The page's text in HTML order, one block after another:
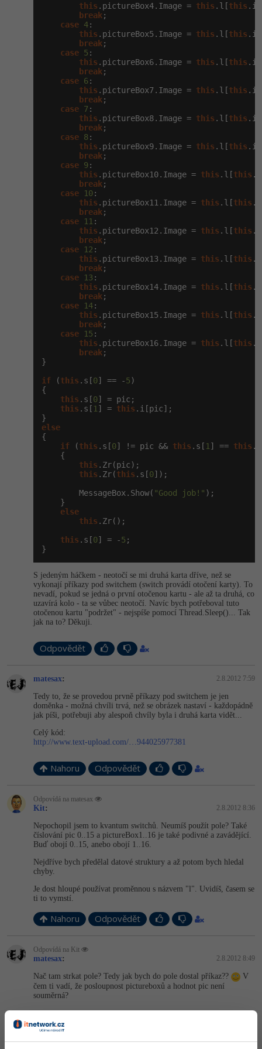
Copywriter
WordPress specialista
SEO specialista
Algoritmy -41%
Umělá inteligence (AI)
Pro děti
Více
Fórum
Kurzy e-commerce
Testování softwaru
Datová analýza
Digitální gramotnost
Marketing -30%
WordPress
-30%
Business
Kryptoměny -25%
MS Office -80%
Google Dokumenty
Time management
Linux
Sítě
Kybernetická bezpečnost
Elektronický podpis
Fórum
Kurzy designu
HTML/CSS -80%
Photoshop -80%
Adobe Illustrator
Adobe Lightroom
Adobe XD -15%
Adobe InDesign
Adobe After Effects
Blender -80%
Inkscape
Fotografování -80%
Ostatní
Příběhy absolventů
this .pictureBox4.Image = this .l[this
break;
case 4:
this .pictureBox5.Image = this .l[this
break;
case 5 :
this .pictureBox6.Image = this .l[this
break;
case 6:
this .pictureBox7.Image = this .l[this
break;
case 7 :
this .pictureBox8.Image = this .l[this
break;
case 8:
this .pictureBox9.Image = this .l[this
break;
case 9:
this .pictureBox10.Image = this .l[this
break;
case
10:
this .pictureBox11.Image = this .l[this
break;
case
11 :
this .pictureBox12.Image = this .l[this
break;
case
12 :
this .pictureBox13.Image = this .l[this
break;
case
13 :
this .pictureBox14.Image = this .l[this
break;
case
14:
this .pictureBox15.Image = this .l[this
break;
case
15 :
this .pictureBox16.Image = this .l[this
break;
}
if (this .s[0] == -5)
{
this .s[0] = pic;
this .s[ 1 ] = this .i[pic];
else
{
if (this .s[0] != pic && this .s[ 1 ] == this
    {
this .Zr(pic);
this .Zr(this .s[0]);
        MessageBox.Show(
"Good job!" );
    }
else
this .Zr();
this .s[0] = -5 ;
}
S jedeným háčkem - neotočí se mi druhá karta dříve, než se
vykonají příkazy pod switchem (switch provádí otočení karty). To
nevadí, pokud se jedná o první otočenou kartu - ale až ta druhá, co
uzavírá kolo - ta se vůbec neotočí. Navíc bych potřeboval tuto
otočenou kartu "podržet" - nejspíše pomocí Thread.Sleep()... Tak
jak na to? Děkuji.
Odpovědět
matesax: 2.8.2012 7:59
Tedy to, že se provedou prvně příkazy pod switchem je jen
doměnka - možná chvíli trvá, než se obrázek nastaví - každopádně
jak píši, potřebuji aby alespoň chvíly byla i druhá karta vidět...
Celý kód:
http://www.text-upload.com/…944025977381
Nahoru Odpovědět
Odpovídá na matesax
Kit: 2.8.2012 8:36
Nepochopil jsem to kvantum switchů. Neumíš použít pole? Také
číslování pic 0..15 a pictureBox1..16 je také podivné a zavádějící.
Buď obojí 0..15, anebo obojí 1..16.
Nejdříve bych předělal datové struktury a až potom bych hledal
chyby.
Je dost hloupé používat proměnnou s názvem "l". Uvidíš, časem se
ti to vymstí.
Nahoru Odpovědět
Odpovídá na Kit
matesax: 2.8.2012 8:49
Nač tam strkat pole? Tedy jak bych do pole dostal příkaz??
V
čem ti vadí, že posloupnost pictureboxů a hodnot pic není
souměrná?
Nahoru